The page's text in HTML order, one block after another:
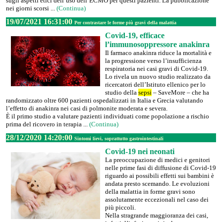
nei giorni scorsi ... (Continua)
19/07/2021 16:31:00 Per contrastare le forme più gravi della malattia
Covid-19, efficace
l’immunosoppressore anakinra
Il farmaco anakinra riduce la mortalità e
la progressione verso l’insufficienza
respiratoria nei casi gravi di Covid-19.
Lo rivela un nuovo studio realizzato da
ricercatori dell’Istituto ellenico per lo
studio della sepsi – SaveMore – che ha
randomizzato oltre 600 pazienti ospedalizzati in Italia e Grecia valutando
l’effetto di anakinra nei casi di polmonite moderata e severa.
È il primo studio a valutare pazienti individuati come popolazione a rischio
prima del ricovero in terapia ... (Continua)
28/12/2020 14:20:00 Sintomi lievi, soprattutto gastrointestinali
Covid-19 nei neonati
La preoccupazione di medici e genitori
nelle prime fasi di diffusione di Covid-19
riguardo ai possibili effetti sui bambini è
andata presto scemando. Le evoluzioni
della malattia in forme gravi sono
assolutamente eccezionali nel caso dei
più piccoli.
Nella stragrande maggioranza dei casi,